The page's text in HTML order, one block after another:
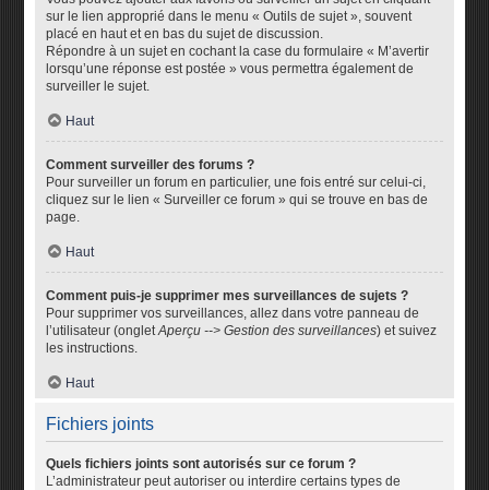
sur le lien approprié dans le menu « Outils de sujet », souvent
placé en haut et en bas du sujet de discussion.
Répondre à un sujet en cochant la case du formulaire « M’avertir
lorsqu’une réponse est postée » vous permettra également de
surveiller le sujet.
Haut
Comment surveiller des forums ?
Pour surveiller un forum en particulier, une fois entré sur celui-ci,
cliquez sur le lien « Surveiller ce forum » qui se trouve en bas de
page.
Haut
Comment puis-je supprimer mes surveillances de sujets ?
Pour supprimer vos surveillances, allez dans votre panneau de
l’utilisateur (ongletAperçu --> Gestion des surveillances) et suivez
les instructions.
Haut
Fichiers joints
Quels fichiers joints sont autorisés sur ce forum ?
L’administrateur peut autoriser ou interdire certains types de